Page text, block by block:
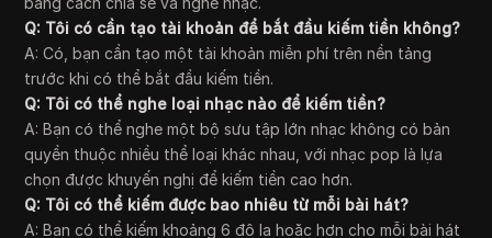
Q: Tôi có cần tạo tài khoản để bắt đầu kiếm tiền không?
A: Có, bạn cần tạo một tài khoản miễn phí trên nền tảng
trước khi có thể bắt đầu kiếm tiền.
Q: Tôi có thể nghe loại nhạc nào để kiếm tiền?
A: Bạn có thể nghe một bộ sưu tập lớn nhạc không có bản
quyền thuộc nhiều thể loại khác nhau, với nhạc pop là lựa
chọn được khuyến nghị để kiếm tiền cao hơn.
Q: Tôi có thể kiếm được bao nhiêu từ mỗi bài hát?
A: Bạn có thể kiếm khoảng 6 đô la hoặc hơn cho mỗi bài hát